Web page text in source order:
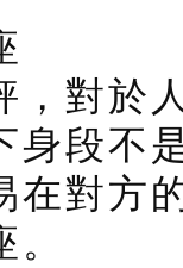
，對於
身段不
在對方